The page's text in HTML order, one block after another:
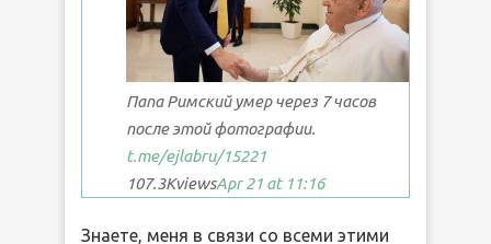
Папа Римский умер через 7 часов
после этой фотографии.
t.me/ejlabru/15221
107.3KviewsApr 21 at 11:16
Знаете, меня в связи со всеми этими